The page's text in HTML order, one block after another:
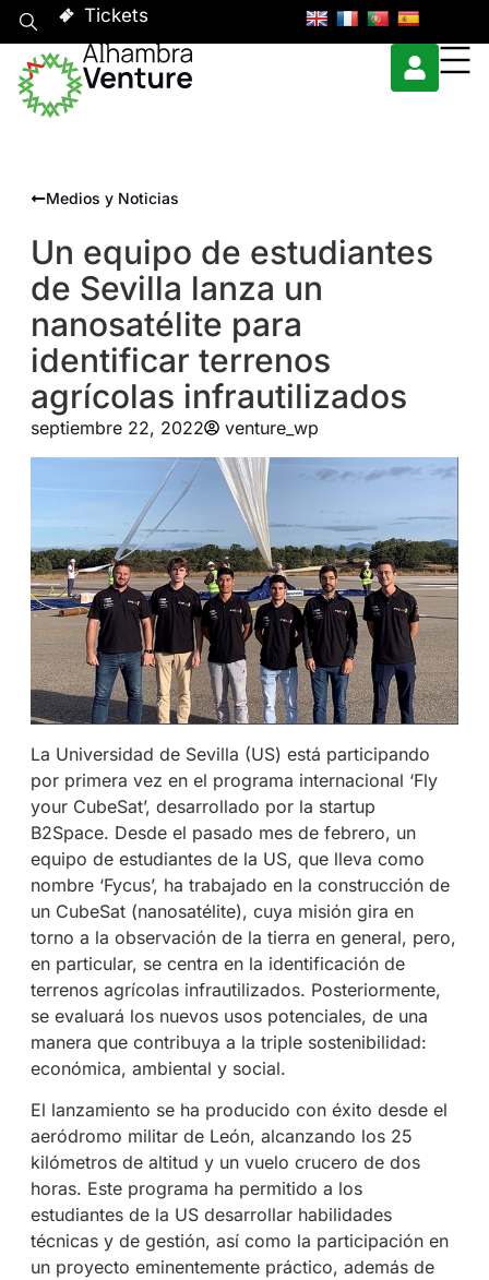
Tickets
Medios y Noticias
Un equipo de estudiantes
de Sevilla lanza un
nanosatélite para
identificar terrenos
agrícolas infrautilizados
septiembre 22, 2022 venture_wp
La Universidad de Sevilla (US) está participando
por primera vez en el programa internacional ‘Fly
your CubeSat’, desarrollado por la startup
B2Space. Desde el pasado mes de febrero, un
equipo de estudiantes de la US, que lleva como
nombre ‘Fycus’, ha trabajado en la construcción de
un CubeSat (nanosatélite), cuya misión gira en
torno a la observación de la tierra en general, pero,
en particular, se centra en la identificación de
terrenos agrícolas infrautilizados. Posteriormente,
se evaluará los nuevos usos potenciales, de una
manera que contribuya a la triple sostenibilidad:
económica, ambiental y social.
El lanzamiento se ha producido con éxito desde el
aeródromo militar de León, alcanzando los 25
kilómetros de altitud y un vuelo crucero de dos
horas. Este programa ha permitido a los
estudiantes de la US desarrollar habilidades
técnicas y de gestión, así como la participación en
un proyecto eminentemente práctico, además de